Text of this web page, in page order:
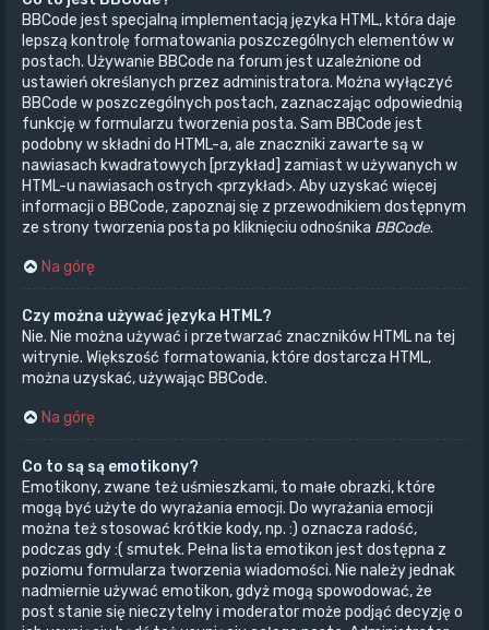
BBCode jest specjalną implementacją języka HTML, która daje
lepszą kontrolę formatowania poszczególnych elementów w
postach. Używanie BBCode na forum jest uzależnione od
ustawień określanych przez administratora. Można wyłączyć
BBCode w poszczególnych postach, zaznaczając odpowiednią
funkcję w formularzu tworzenia posta. Sam BBCode jest
podobny w składni do HTML-a, ale znaczniki zawarte są w
nawiasach kwadratowych [przykład] zamiast w używanych w
HTML-u nawiasach ostrych <przykład>. Aby uzyskać więcej
informacji o BBCode, zapoznaj się z przewodnikiem dostępnym
ze strony tworzenia posta po kliknięciu odnośnika BBCode.
Na górę
Czy można używać języka HTML?
Nie. Nie można używać i przetwarzać znaczników HTML na tej
witrynie. Większość formatowania, które dostarcza HTML,
można uzyskać, używając BBCode.
Na górę
Co to są są emotikony?
Emotikony, zwane też uśmieszkami, to małe obrazki, które
mogą być użyte do wyrażania emocji. Do wyrażania emocji
można też stosować krótkie kody, np. :) oznacza radość,
podczas gdy :( smutek. Pełna lista emotikon jest dostępna z
poziomu formularza tworzenia wiadomości. Nie należy jednak
nadmiernie używać emotikon, gdyż mogą spowodować, że
post stanie się nieczytelny i moderator może podjąć decyzję o